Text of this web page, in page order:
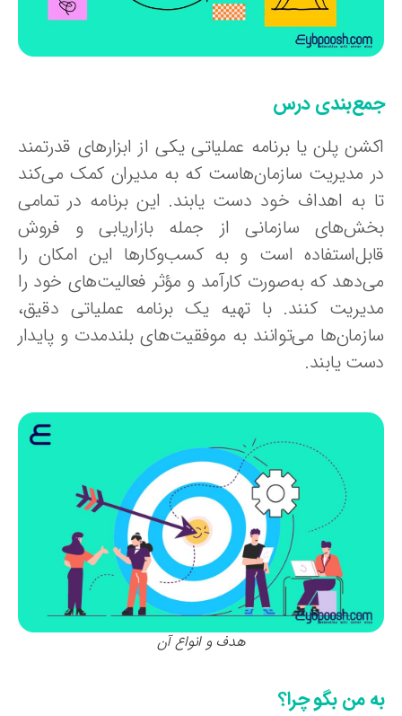
درس
پلن یا برنامه عملیاتی یکی از ابزارهای قدرتمند
مدیریت سازمان‌هاست که به مدیران کمک می‌کند
به اهداف خود دست یابند. این برنامه در تمامی
سازمانی از جمله بازاریابی و فروش
است و به کسب‌وکارها این امکان را
که به‌صورت کارآمد و مؤثر فعالیت‌های خود را
کنند. با تهیه یک برنامه عملیاتی دقیق،
می‌توانند به موفقیت‌های بلندمدت و پایدار
یابند.
هدف و انواع آن
من بگو چرا؟